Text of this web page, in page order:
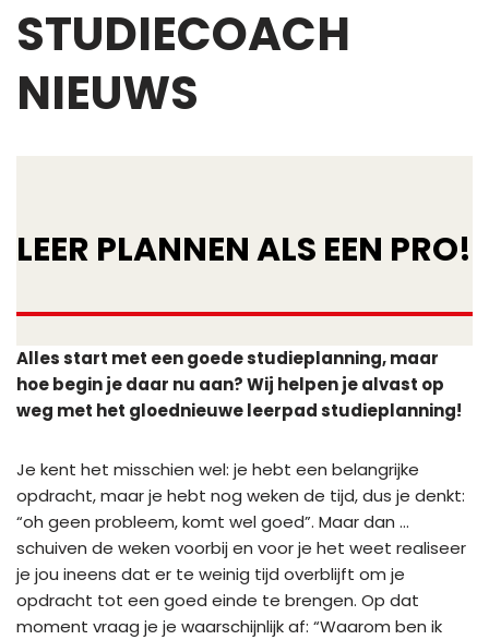
STUDIECOACH
NIEUWS
LEER PLANNEN ALS EEN PRO!
Alles start met een goede studieplanning, maar
hoe begin je daar nu aan? Wij helpen je alvast op
weg met het gloednieuwe leerpad studieplanning!
Je kent het misschien wel: je hebt een belangrijke
opdracht, maar je hebt nog weken de tijd, dus je denkt:
“oh geen probleem, komt wel goed”. Maar dan …
schuiven de weken voorbij en voor je het weet realiseer
je jou ineens dat er te weinig tijd overblijft om je
opdracht tot een goed einde te brengen. Op dat
moment vraag je je waarschijnlijk af: “Waarom ben ik